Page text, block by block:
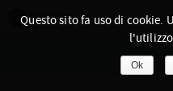
Questo sito fa uso di cookie.
Ok